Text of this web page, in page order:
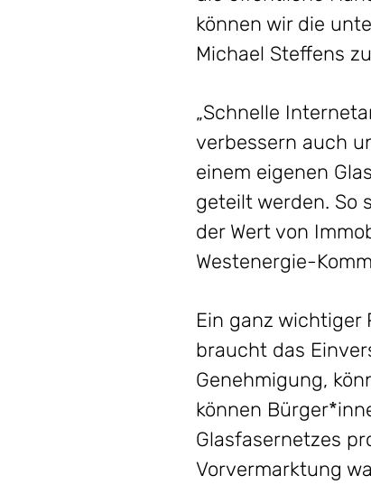
können wir die
Michael Steffens
„Schnelle
verbessern auch
einem eigenen
geteilt werden. So
der Wert von
Westenergie-
Ein ganz wichtiger
braucht das
Genehmigung,
können
Glasfasernetzes
Vorvermarktung